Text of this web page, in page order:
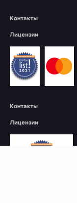
Контакты
Лицензии
Контакты
Лицензии